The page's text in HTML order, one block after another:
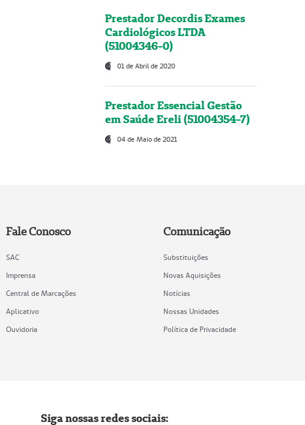
Prestador Decordis Exames
Cardiológicos LTDA
(51004346-0)
01 de Abril de 2020
Prestador Essencial Gestão
em Saúde Ereli (51004354-7)
04 de Maio de 2021
Fale Conosco
SAC
Imprensa
Central de Marcações
Aplicativo
Ouvidoria
Comunicação
Substituições
Novas Aquisições
Notícias
Nossas Unidades
Política de Privacidade
Siga nossas redes sociais: